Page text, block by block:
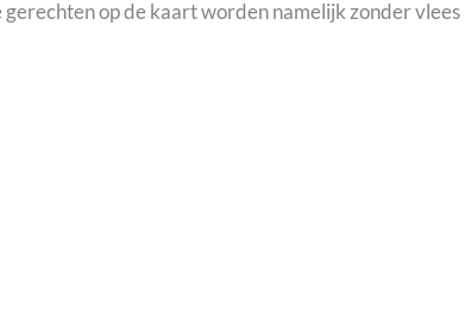
op de kaart worden namelijk zonder vlees